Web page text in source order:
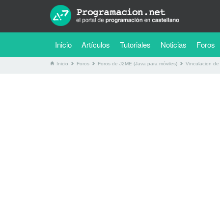
Inicio Artículos Tutoriales (current)
Noticias Foros
Inicio Foros Foros de J2ME (Java para móviles) Vinculacion